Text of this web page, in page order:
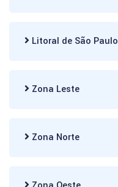
Litoral de São Paulo
Zona Leste
Zona Norte